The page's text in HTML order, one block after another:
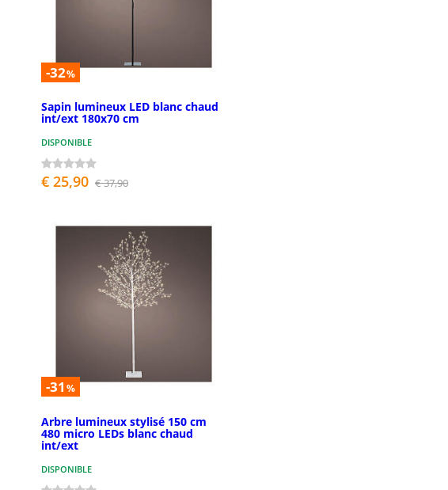
-32%
Sapin lumineux LED blanc chaud
int/ext 180x70 cm
DISPONIBLE
€ 25,90 € 37,90
-31 %
Arbre lumineux stylisé 150 cm
480 micro LEDs blanc chaud
int/ext
DISPONIBLE